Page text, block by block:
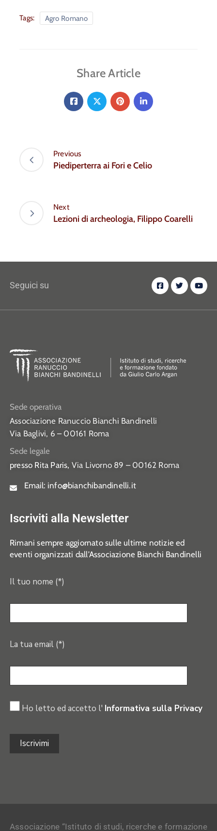
Tags: Agro Romano
Share Article
Previous
Piediperterra ai Fori e Celio
Next
Lezioni di archeologia, Filippo Coarelli
Seguici su
Sede operativa
Associazione Ranuccio Bianchi Bandinelli
Via Baglivi, 6 – 00161 Roma
Sede legale
presso Rita Paris, Via Livorno 89 – 00162 Roma
Email: info@bianchibandinelli.it
Iscriviti alla Newsletter
Rimani sempre aggiornato sulle ultime notizie ed
eventi organizzati dall’Associazione Bianchi Bandinelli
Il tuo nome (*)
La tua email (*)
Ho letto ed accetto l' Informativa sulla Privacy
Associazione “Istituto di studi, ricerche e formazione